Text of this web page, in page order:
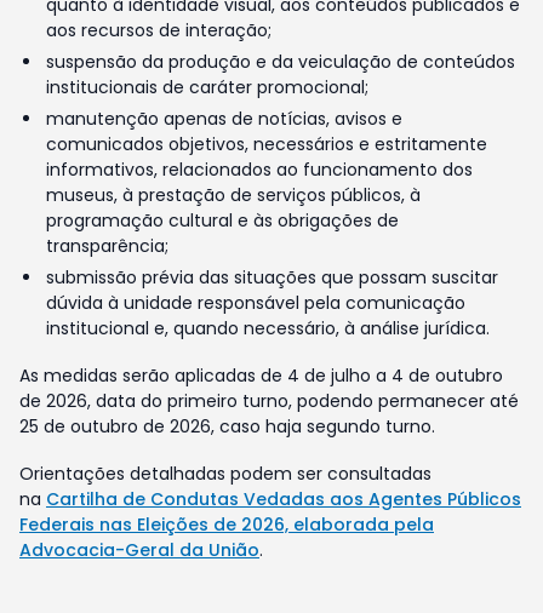
quanto à identidade visual, aos conteúdos publicados e
aos recursos de interação;
suspensão da produção e da veiculação de conteúdos
institucionais de caráter promocional;
manutenção apenas de notícias, avisos e
comunicados objetivos, necessários e estritamente
informativos, relacionados ao funcionamento dos
museus, à prestação de serviços públicos, à
programação cultural e às obrigações de
transparência;
submissão prévia das situações que possam suscitar
dúvida à unidade responsável pela comunicação
institucional e, quando necessário, à análise jurídica.
As medidas serão aplicadas de 4 de julho a 4 de outubro
de 2026, data do primeiro turno, podendo permanecer até
25 de outubro de 2026, caso haja segundo turno.
Orientações detalhadas podem ser consultadas
na Cartilha de Condutas Vedadas aos Agentes Públicos
Federais nas Eleições de 2026, elaborada pela
Advocacia-Geral da União.